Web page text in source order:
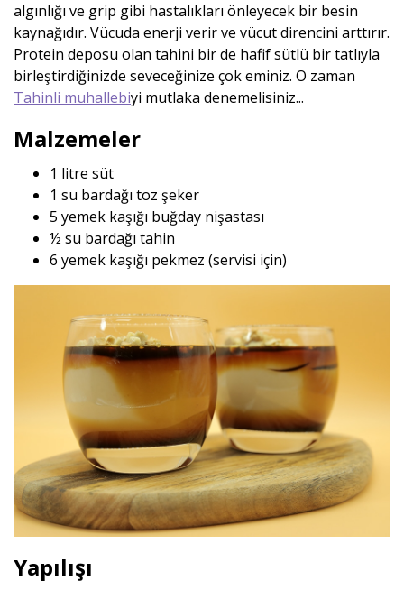
algınlığı ve grip gibi hastalıkları önleyecek bir besin
kaynağıdır. Vücuda enerji verir ve vücut direncini arttırır.
Protein deposu olan tahini bir de hafif sütlü bir tatlıyla
birleştirdiğinizde seveceğinize çok eminiz. O zaman
Tahinli muhallebiyi mutlaka denemelisiniz...
Malzemeler
1 litre süt
1 su bardağı toz şeker
5 yemek kaşığı buğday nişastası
½ su bardağı tahin
6 yemek kaşığı pekmez (servisi için)
Yapılışı